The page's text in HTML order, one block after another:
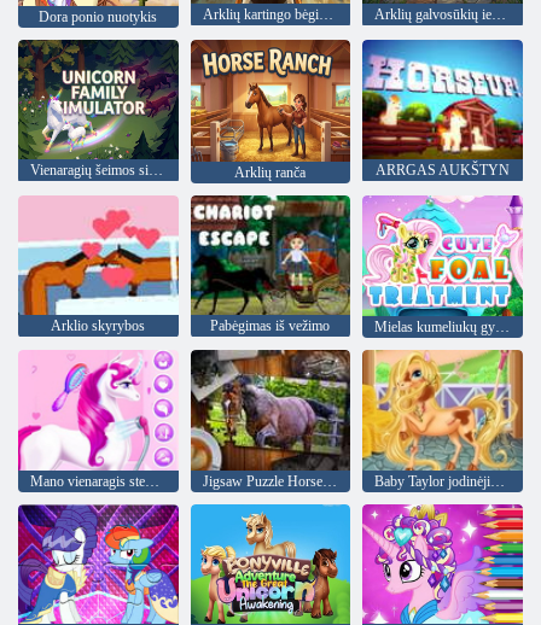
Dora ponio nuotykis Arklių kartingo bėgimo žaidimas Arklių galvosūkių ieškojimas
Vienaragių šeimos simuliatorius Arklių ranča ARRGAS AUKŠTYN
Arklio skyrybos Pabėgimas iš vežimo Mielas kumeliukų gydymas
Mano vienaragis stebuklingas arklys Jigsaw Puzzle Horses leidimas Baby Taylor jodinėjimas